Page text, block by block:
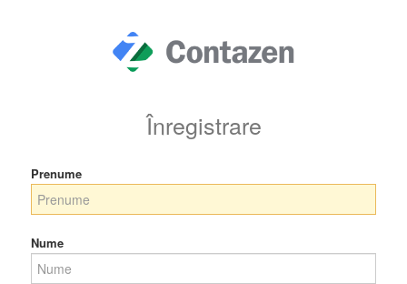
Înregistrare
Prenume
Nume